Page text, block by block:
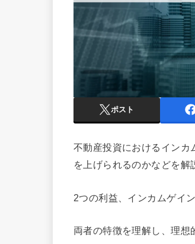
ポスト
不動産投資におけるインカ
を上げられるのかなどを解
2つの利益、インカムゲイ
両者の特徴を理解し、理想